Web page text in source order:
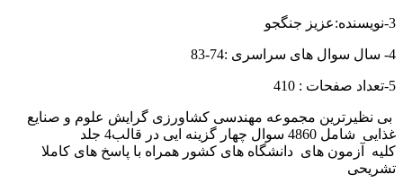
3-نویسنده:عزیز جنگجو
4- سال سوال های سراسری :74-83
5-تعداد صفحات : 410
بی نظیرترین مجموعه مهندسی کشاورزی گرایش علوم و صنایع
غذایی شامل 4860 سوال چهار گزینه ایی در قالب4 جلد
کلیه آزمون های دانشگاه های کشور همراه با پاسخ های کاملا
تشریحی